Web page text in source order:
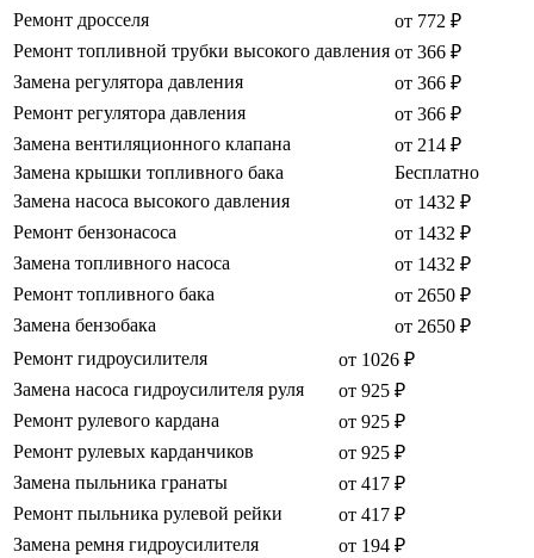
Ремонт дросселя
от 772 ₽
Ремонт топливной трубки высокого давления от 366 ₽
Замена регулятора давления
от 366 ₽
Ремонт регулятора давления
от 366 ₽
Замена вентиляционного клапана
от 214 ₽
Замена крышки топливного бака
Бесплатно
Замена насоса высокого давления
от 1432 ₽
Ремонт бензонасоса
от 1432 ₽
Замена топливного насоса
от 1432 ₽
Ремонт топливного бака
от 2650 ₽
Замена бензобака
от 2650 ₽
Ремонт гидроусилителя
от 1026 ₽
Замена насоса гидроусилителя руля
от 925 ₽
Ремонт рулевого кардана
от 925 ₽
Ремонт рулевых карданчиков
от 925 ₽
Замена пыльника гранаты
от 417 ₽
Ремонт пыльника рулевой рейки
от 417 ₽
Замена ремня гидроусилителя
от 194 ₽